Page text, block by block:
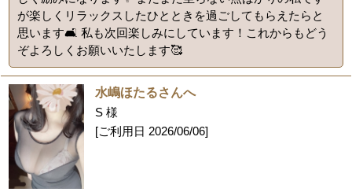
が楽しくリラックスしたひとときを過ごしてもらえたらと
思います🛋️ 私も次回楽しみにしています！これからもどう
ぞよろしくお願いいたします🥰
水嶋ほたるさんへ
S 様
[ご利用日 2026/06/06]